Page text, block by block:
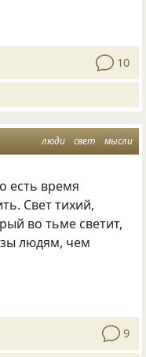
10
люди свет мысли
есть время
Свет тихий,
во тьме светит,
людям, чем
9